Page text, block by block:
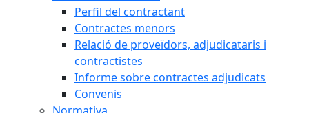
Perfil del contractant
Contractes menors
Relació de proveïdors, adjudicataris i
contractistes
Informe sobre contractes adjudicats
Convenis